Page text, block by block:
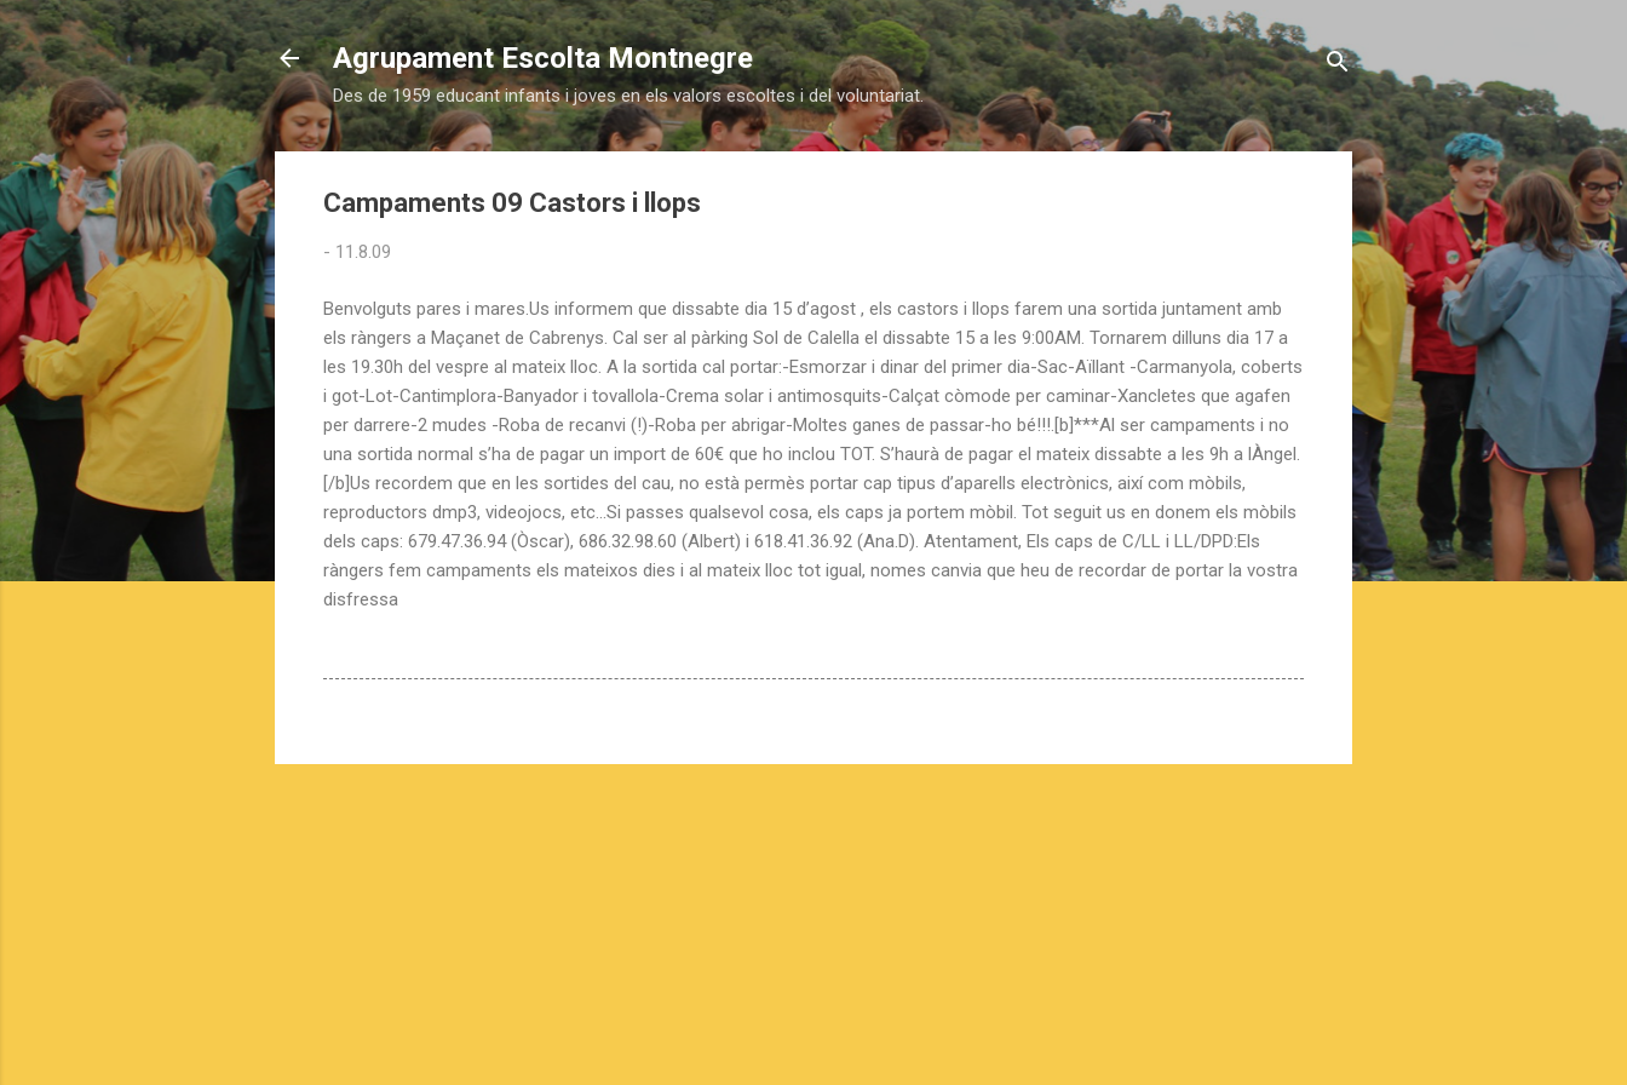
Salta al contingut principal
Agrupament Escolta Montnegre
Des de 1959 educant infants i joves en els valors escoltes i del voluntariat.
Campaments 09 Castors i llops
- 11.8.09
Benvolguts pares i mares.Us informem que dissabte dia 15 d’agost , els castors i llops farem una sortida juntament amb
els ràngers a Maçanet de Cabrenys. Cal ser al pàrking Sol de Calella el dissabte 15 a les 9:00AM. Tornarem dilluns dia 17 a
les 19.30h del vespre al mateix lloc. A la sortida cal portar:-Esmorzar i dinar del primer dia-Sac-Aïllant -Carmanyola, coberts
i got-Lot-Cantimplora-Banyador i tovallola-Crema solar i antimosquits-Calçat còmode per caminar-Xancletes que agafen
per darrere-2 mudes -Roba de recanvi (!)-Roba per abrigar-Moltes ganes de passar-ho bé!!!.[b]***Al ser campaments i no
una sortida normal s’ha de pagar un import de 60€ que ho inclou TOT. S’haurà de pagar el mateix dissabte a les 9h a lÀngel.
[/b]Us recordem que en les sortides del cau, no està permès portar cap tipus d’aparells electrònics, així com mòbils,
reproductors dmp3, videojocs, etc...Si passes qualsevol cosa, els caps ja portem mòbil. Tot seguit us en donem els mòbils
dels caps: 679.47.36.94 (Òscar), 686.32.98.60 (Albert) i 618.41.36.92 (Ana.D). Atentament, Els caps de C/LL i LL/DPD:Els
ràngers fem campaments els mateixos dies i al mateix lloc tot igual, nomes canvia que heu de recordar de portar la vostra
disfressa